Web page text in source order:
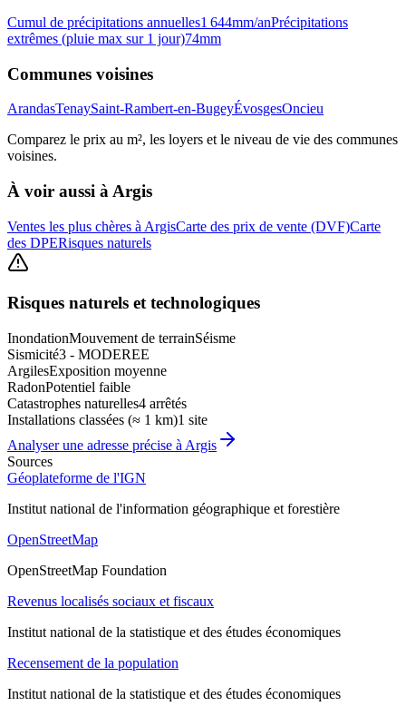
Cumul de précipitations annuelles1 644mm/anPrécipitations
extrêmes (pluie max sur 1 jour)74mm
Communes voisines
ArandasTenaySaint-Rambert-en-BugeyÉvosgesOncieu
Comparez le prix au m², les loyers et le niveau de vie des communes
voisines.
À voir aussi à Argis
Ventes les plus chères à ArgisCarte des prix de vente (DVF)Carte
des DPERisques naturels
Risques naturels et technologiques
InondationMouvement de terrainSéisme
Sismicité3 - MODEREE
ArgilesExposition moyenne
RadonPotentiel faible
Catastrophes naturelles4 arrêtés
Installations classées (≈ 1 km)1 site
Analyser une adresse précise à Argis
Sources
Géoplateforme de l'IGN
Institut national de l'information géographique et forestière
OpenStreetMap
OpenStreetMap Foundation
Revenus localisés sociaux et fiscaux
Institut national de la statistique et des études économiques
Recensement de la population
Institut national de la statistique et des études économiques